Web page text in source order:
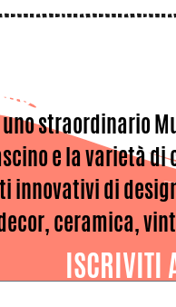
AL
straordinario
e la varietà
innovativi di
ceramica,
ISCRIVITI